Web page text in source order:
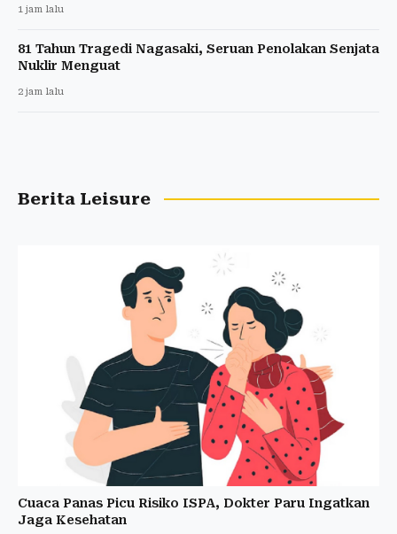
1 jam lalu
81 Tahun Tragedi Nagasaki, Seruan Penolakan Senjata
Nuklir Menguat
2 jam lalu
Berita Leisure
Cuaca Panas Picu Risiko ISPA, Dokter Paru Ingatkan
Jaga Kesehatan